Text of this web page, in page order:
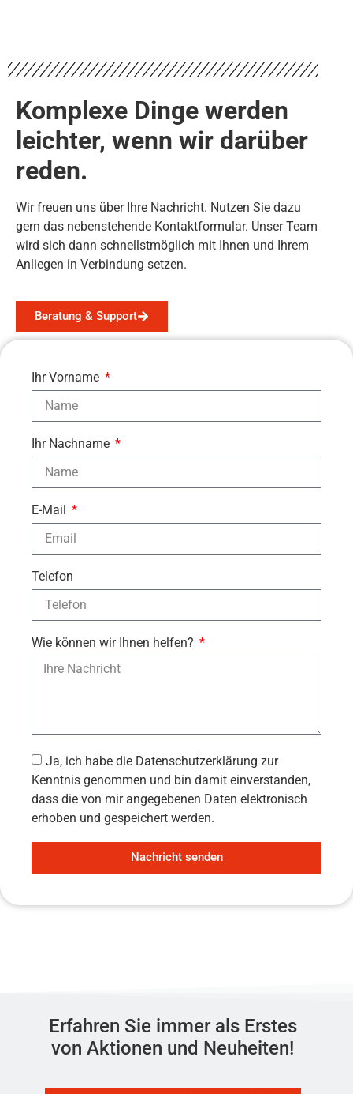
Komplexe Dinge werden
leichter, wenn wir darüber
reden.
Wir freuen uns über Ihre Nachricht. Nutzen Sie dazu
gern das nebenstehende Kontaktformular. Unser Team
wird sich dann schnellstmöglich mit Ihnen und Ihrem
Anliegen in Verbindung setzen.
Beratung & Support
Ihr Vorname
Ihr Nachname
E-Mail
Telefon
Wie können wir Ihnen helfen?
Ja, ich habe die Datenschutzerklärung zur
Kenntnis genommen und bin damit einverstanden,
dass die von mir angegebenen Daten elektronisch
erhoben und gespeichert werden.
Nachricht senden
Erfahren Sie immer als Erstes
von Aktionen und Neuheiten!